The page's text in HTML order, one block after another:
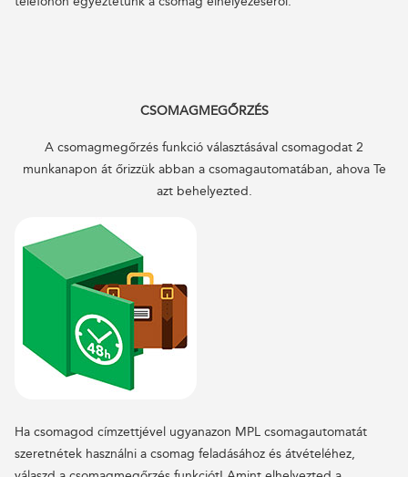
CSOMAGMEGŐRZÉS
A csomagmegőrzés funkció választásával csomagodat 2
munkanapon át őrizzük abban a csomagautomatában, ahova Te
azt behelyezted.
Ha csomagod címzettjével ugyanazon MPL csomagautomatát
szeretnétek használni a csomag feladásához és átvételéhez,